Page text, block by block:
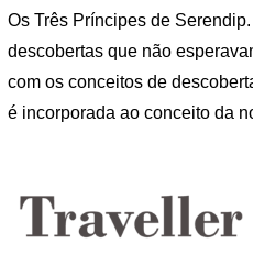
Os Três Príncipes de
descobertas que não
com os conceitos de
é incorporada ao conceito da